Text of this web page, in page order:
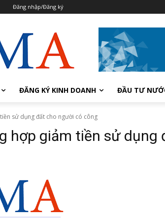
Đăng nhập/Đăng ký
ĐĂNG KÝ KINH DOANH ĐẦU TƯ
sử dụng đất cho người có công
hợp giảm tiền sử dụng